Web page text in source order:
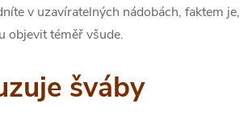
v uzavíratelných nádobách, faktem je,
objevit téměř všude.
šváby